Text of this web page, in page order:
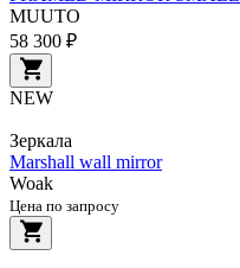
MUUTO
58 300 ₽
NEW
Зеркала
Marshall wall mirror
Woak
Цена по запросу